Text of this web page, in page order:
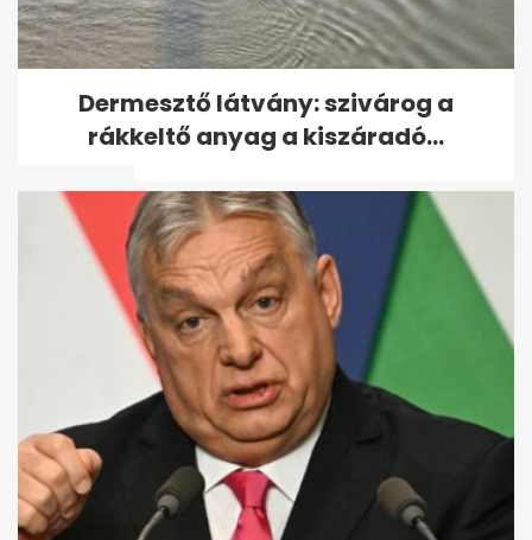
NAV: nem fizetett adót a
"formás idomokról" készült
felvételek...
Dermesztő látvány: szivárog a
rákkeltő anyag a kiszáradó...